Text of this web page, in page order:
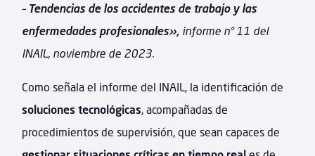
– Tendencias de los accidentes de trabajo y las
enfermedades profesionales», informe nº 11 del
INAIL, noviembre de 2023.
Como señala el informe del INAIL, la identificación de
soluciones tecnológicas, acompañadas de
procedimientos de supervisión, que sean capaces de